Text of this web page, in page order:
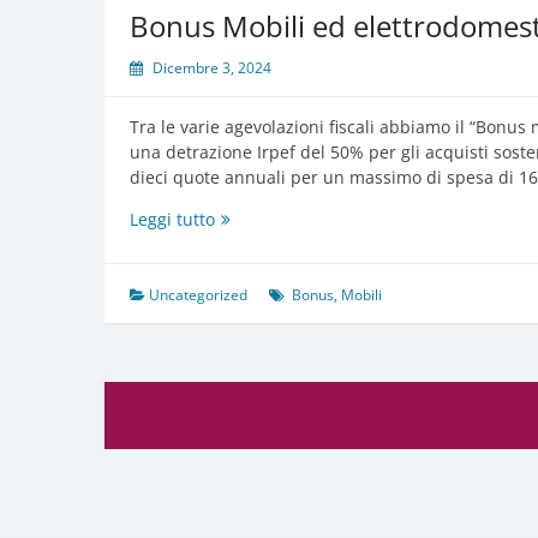
Bonus Mobili ed
Dicembre 3, 2024
Tra le varie agevolazioni fiscali abbiamo il
una detrazione Irpef del 50% per gli acquisti
dieci quote annuali per un massimo di spesa di
Leggi tuttoBonus
elettrodomestici
Uncategorized Bonus, Mobili